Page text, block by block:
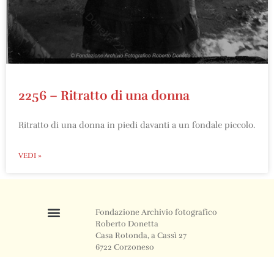
2256 – Ritratto di una donna
Ritratto di una donna in piedi davanti a un fondale piccolo.
VEDI »
Fondazione Archivio fotografico
Roberto Donetta
Casa Rotonda, a Cassì 27
6722 Corzoneso